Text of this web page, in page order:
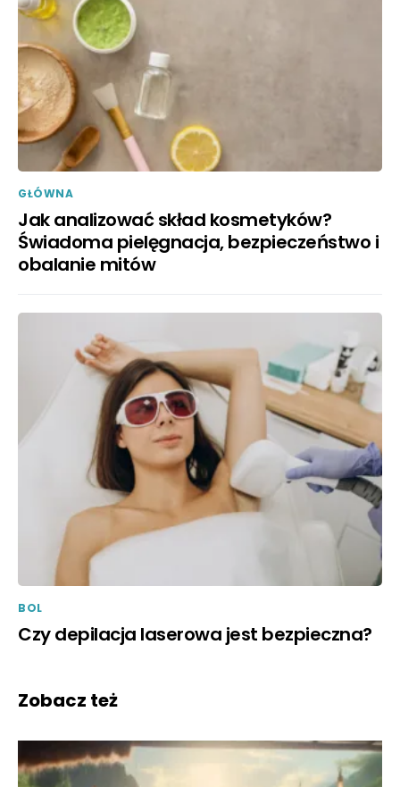
GŁÓWNA
Jak analizować skład kosmetyków?
Świadoma pielęgnacja, bezpieczeństwo i
obalanie mitów
BOL
Czy depilacja laserowa jest bezpieczna?
Zobacz też